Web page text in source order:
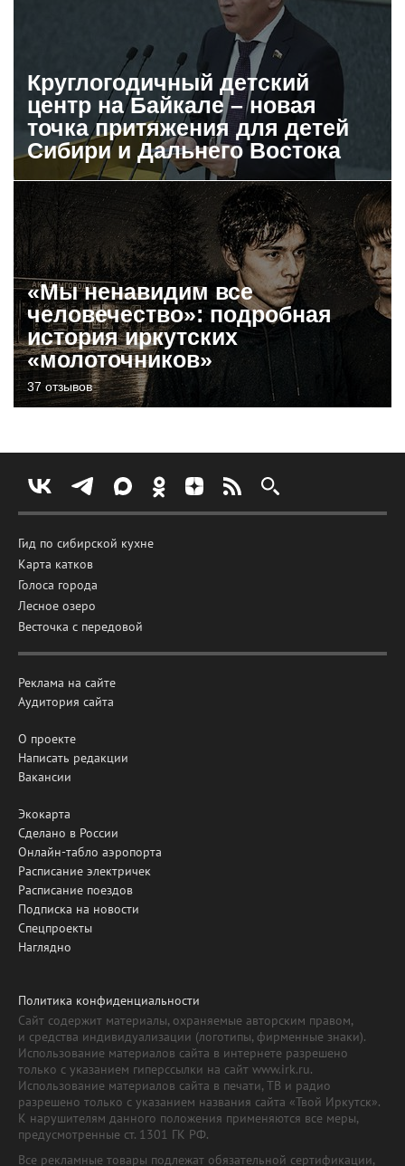
Круглогодичный детский
центр на Байкале – новая
точка притяжения для детей
Сибири и Дальнего Востока
«Мы ненавидим все
человечество»: подробная
история иркутских
«молоточников»
37 отзывов
Гид по сибирской кухне
Карта катков
Голоса города
Лесное озеро
Весточка с передовой
Реклама на сайте
Аудитория сайта
О проекте
Написать редакции
Вакансии
Экокарта
Сделано в России
Онлайн-табло аэропорта
Расписание электричек
Расписание поездов
Подписка на новости
Спецпроекты
Наглядно
Политика конфиденциальности
Сайт содержит материалы, охраняемые авторским правом,
и средства индивидуализации (логотипы, фирменные знаки).
Использование материалов сайта в интернете разрешено
только с указанием гиперссылки на сайт www.irk.ru.
Использование материалов сайта в печати, ТВ и радио
разрешено только с указанием названия сайта «Твой Иркутск».
К нарушителям данного положения применяются все меры,
предусмотренные ст. 1301 ГК РФ.
Все рекламные товары подлежат обязательной сертификации,